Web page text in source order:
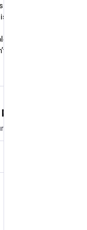
were reading
is already everywhere !
and independent
it?
people on Mastodon